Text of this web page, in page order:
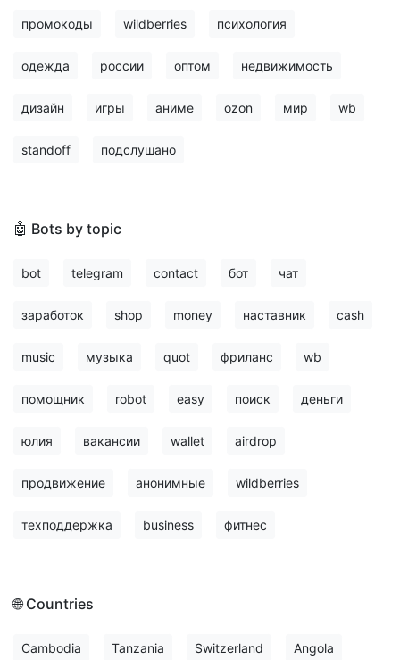
промокоды wildberries психология
одежда россии оптом недвижимость
дизайн игры аниме ozon мир wb
standoff подслушано
🤖 Bots by topic
bot telegram contact бот чат
заработок shop money наставник cash
music музыка quot фриланс wb
помощник robot easy поиск деньги
юлия вакансии wallet airdrop
продвижение анонимные wildberries
техподдержка business фитнес
🌐 Countries
Cambodia Tanzania Switzerland Angola